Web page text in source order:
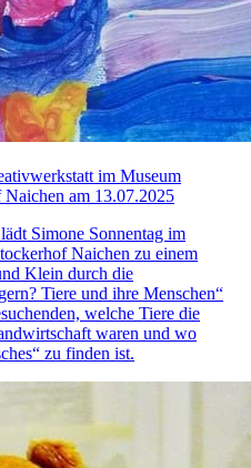
im Museum
am 13.07.2025
Simone Sonnentag im
Naichen zu einem
Klein durch die
Tiere und ihre Menschen“
welche Tiere die
waren und wo
zu finden ist.